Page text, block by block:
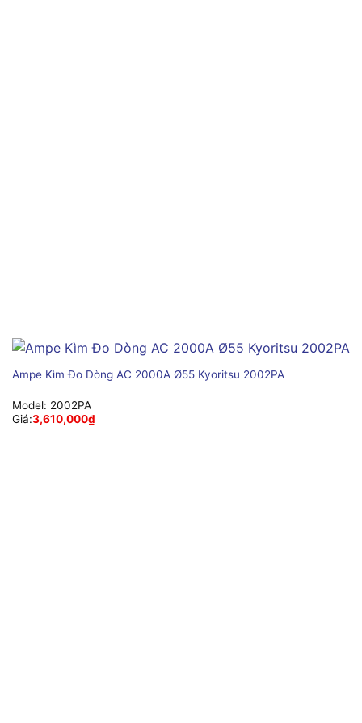
Ampe Kìm Đo Dòng AC 2000A Ø55 Kyoritsu 2002PA
Model: 2002PA
Giá:3,610,000₫